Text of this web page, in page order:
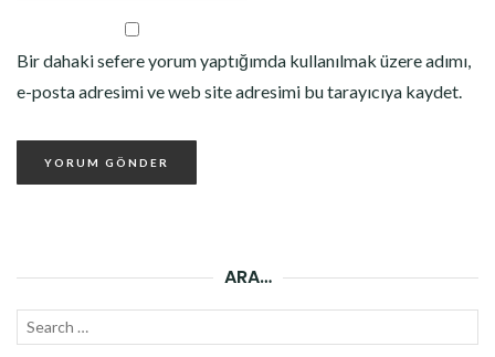
Bir dahaki sefere yorum yaptığımda kullanılmak üzere adımı,
e-posta adresimi ve web site adresimi bu tarayıcıya kaydet.
ARA…
Search